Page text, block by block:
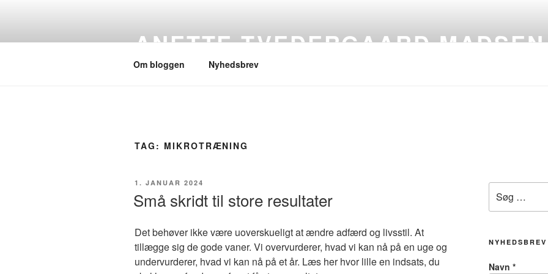
ANETTE TVEDERGAARD MADSEN
Om bloggen Nyhedsbrev
TAG: MIKROTRÆNING
UDGIVET
1. JANUAR 2024
Små skridt til store resultater
Det behøver ikke være uoverskueligt at ændre adfærd og livsstil. At
tillægge sig de gode vaner. Vi overvurderer, hvad vi kan nå på en uge og
undervurderer, hvad vi kan nå på et år. Læs her hvor lille en indsats, du
efter:
NYHEDSBREV
Navn *